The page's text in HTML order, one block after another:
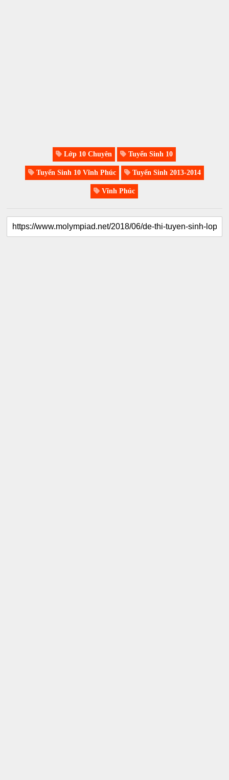
Lớp 10 Chuyên Tuyển Sinh 10
Tuyển Sinh 10 Vĩnh Phúc Tuyển Sinh 2013-2014
Vĩnh Phúc